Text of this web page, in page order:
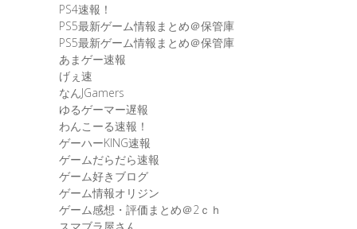
PS4速報！
PS5最新ゲーム情報まとめ＠保管庫
PS5最新ゲーム情報まとめ＠保管庫
あまゲー速報
げぇ速
なんJGamers
ゆるゲーマー遅報
わんこーる速報！
ゲーハーKING速報
ゲームだらだら速報
ゲーム好きブログ
ゲーム情報オリジン
ゲーム感想・評価まとめ＠2ｃｈ